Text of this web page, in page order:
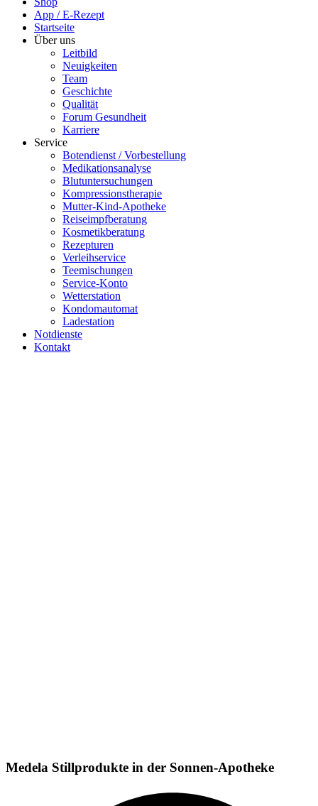
App / E-Rezept
Startseite
Über uns
Leitbild
Neuigkeiten
Team
Geschichte
Qualität
Forum Gesundheit
Karriere
Service
Botendienst / Vorbestellung
Medikationsanalyse
Blutuntersuchungen
Kompressionstherapie
Mutter-Kind-Apotheke
Reiseimpfberatung
Kosmetikberatung
Rezepturen
Verleihservice
Teemischungen
Service-Konto
Wetterstation
Kondomautomat
Ladestation
Notdienste
Kontakt
Medela Stillprodukte in der Sonnen-Apotheke